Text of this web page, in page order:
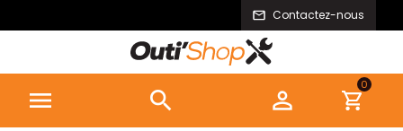
Contactez-nous
  
0